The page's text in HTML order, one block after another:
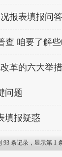
报表填报问答
查 咱要了解些
革的六大举措
问题
填报疑惑
93 条记录，显示第 1